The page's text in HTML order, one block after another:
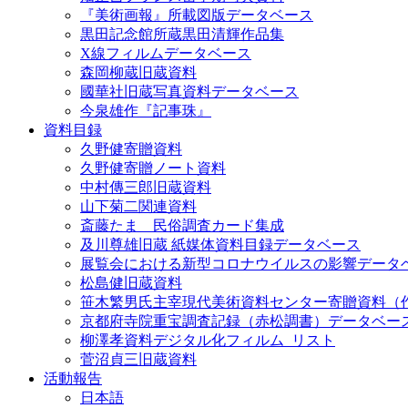
『美術画報』所載図版データベース
黒田記念館所蔵黒田清輝作品集
X線フィルムデータベース
森岡柳蔵旧蔵資料
國華社旧蔵写真資料データベース
今泉雄作『記事珠』
資料目録
久野健寄贈資料
久野健寄贈ノート資料
中村傳三郎旧蔵資料
山下菊二関連資料
斎藤たま 民俗調査カード集成
及川尊雄旧蔵 紙媒体資料目録データベース
展覧会における新型コロナウイルスの影響データ
松島健旧蔵資料
笹木繁男氏主宰現代美術資料センター寄贈資料（
京都府寺院重宝調査記録（赤松調書）データベー
柳澤孝資料デジタル化フィルム_リスト
菅沼貞三旧蔵資料
活動報告
日本語